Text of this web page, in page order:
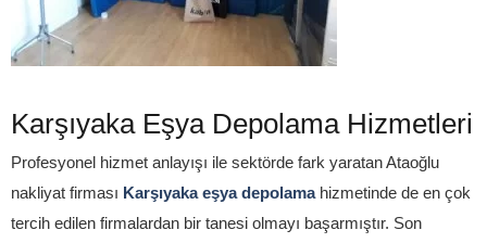
Karşıyaka Eşya Depolama Hizmetleri
Profesyonel hizmet anlayışı ile sektörde fark yaratan Ataoğlu
nakliyat firması Karşıyaka eşya depolamahizmetinde de en çok
tercih edilen firmalardan bir tanesi olmayı başarmıştır. Son